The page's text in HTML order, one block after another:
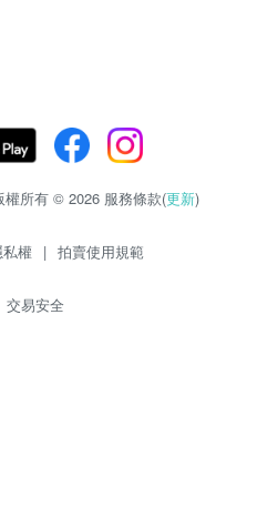
權所有 © 2026 服務條款(更新)
權 | 拍賣使用規範
交易安全